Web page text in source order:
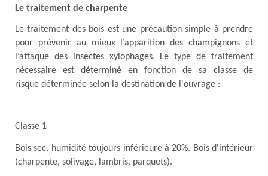
Le traitement de charpente
Le traitement des bois est une précaution simple à prendre
pour prévenir au mieux l’apparition des champignons et
l’attaque des insectes xylophages. Le type de traitement
nécessaire est déterminé en fonction de sa classe de
risque déterminée selon la destination de l'ouvrage :
Classe 1
Bois sec, humidité toujours inférieure à 20%. Bois d'intérieur
(charpente, solivage, lambris, parquets).